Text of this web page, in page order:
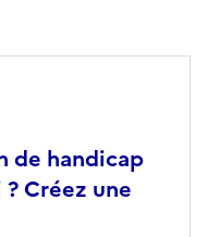
de handicap
Créez une